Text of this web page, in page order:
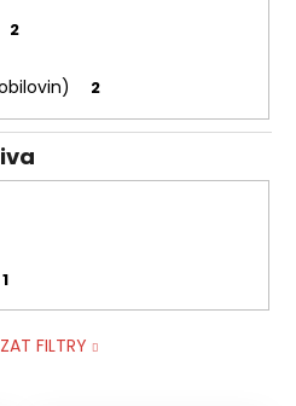
2
2
1
FILTRY